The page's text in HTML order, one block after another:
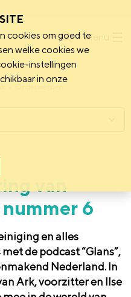
Menu
van
6
en alles
de podcast “Glans”,
Nederland. In
Ark, voorzitter en Ilse
cookies om goed te
welke cookies we
instellingen
in onze